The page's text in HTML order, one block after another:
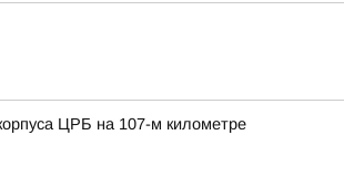
ЦРБ на 107-м километре